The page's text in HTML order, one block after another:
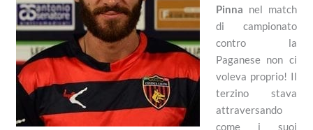
Pinna nel match
di campionato
contro la
Paganese non ci
voleva proprio! Il
terzino stava
attraversando
come i suoi